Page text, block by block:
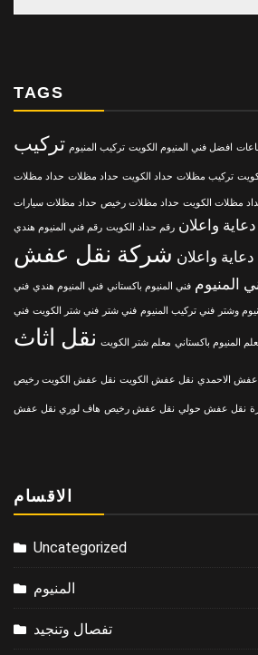
TAGS
افضل فني المنيوم الكويت تركيب المنيوم تركيب
تركيب مظلات حداد الكويت حداد مظلات حداد مظلات
مظلات الكويت حداد مظلات رخيص حداد مظلات سيارات
دعاية واعلان رقم حداد الكويت رقم فني المنيوم هندي
واعلان شركة نقل عفش
المنيوم فني المنيوم باكستاني فني المنيوم هندي فني
وشتر فني تركيب المنيوم فني شتر فني شتر الكويت فني
المنيوم باكستاني معلم شتر الكويت نقل اثاث
عفش الاحمدي نقل عفش الكويت نقل عفش الكويت رخيص
نقل عفش حولي نقل عفش رخيص هاف لوري نقل عفش
الاقسام
Uncategorized
المنيوم
تفصال وتنجيد